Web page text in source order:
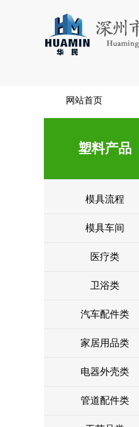
网站首页
塑料产品
模具流程
模具车间
医疗类
卫浴类
汽车配件类
家居用品类
电器外壳类
管道配件类